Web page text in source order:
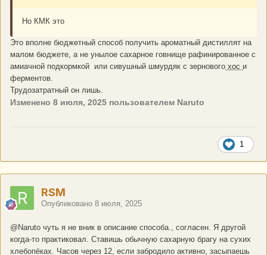
Но КМК это
Это вполне бюджетный способ получить ароматный дистиллят на
малом бюджете, а не унылое сахарное говнище рафинированное с
амиачной подкормкой или сивушный шмурдяк с зернового хос и
ферментов.
Трудозатратный он лишь.
Изменено 8 июля, 2025 пользователем Naruto
1
RSM
Опубликовано 8 июля, 2025
@Naruto чуть я не вник в описание способа., согласен. Я другой
когда-то практиковал. Ставишь обычную сахарную брагу на сухих
хлебопёках. Часов через 12, если забродило активно, засыпаешь